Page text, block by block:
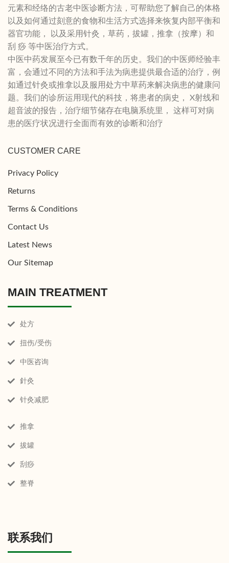
元素和经络的古老中医诊断方法，可帮助您了解自己的体格
以及如何通过刻意的食物和生活方式选择来恢复内部平衡和
器官功能， 以及采用针灸，草药，拔罐，推拿（按摩）和
刮 痧 等中医治疗方式。
中医中药发展至今已有数千年的历史。我们的中医师经验丰
富，会通过不同的方法和手法为病患提供最合适的治疗，例
如通过针灸或推拿以及服用处方中草药来解决病患的健康问
题。我们的诊所运用现代的科技，将患者的病史， X射线和
超音波的报告，治疗细节储存在电脑系统里， 这样可对病
患的医疗状况进行全面而有效的诊断和治疗
CUSTOMER CARE
Privacy Policy
Returns
Terms & Conditions
Contact Us
Latest News
Our Sitemap
MAIN TREATMENT
处方
扭伤/受伤
中医咨询
針灸
针灸减肥
推拿
拔罐
刮痧
整脊
联系我们